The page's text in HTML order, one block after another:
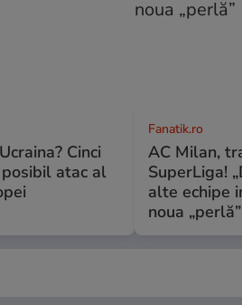
Cinci
atac al
Fanatik.ro
AC Milan,
SuperLiga!
alte echipe
noua „perlă”